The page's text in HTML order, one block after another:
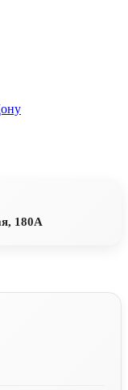
180А